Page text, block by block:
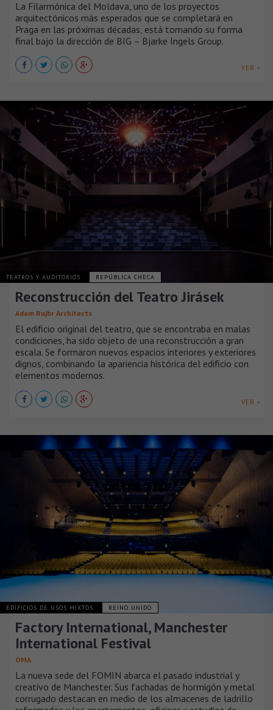
La Filarmónica del Moldava, uno de los proyectos
arquitectónicos más esperados que se completará en
Praga en las próximas décadas, está tomando su forma
final bajo la dirección de BIG – Bjarke Ingels Group.
VER +
TEATROS Y AUDITORIOS REPÚBLICA CHECA
Reconstrucción del Teatro Jirásek
Adam Rujbr Architects
El edificio original del teatro, que se encontraba en malas
condiciones, ha sido objeto de una reconstrucción a gran
escala. Se formaron nuevos espacios interiores y exteriores
dignos, combinando la apariencia histórica del edificio con
elementos modernos.
VER +
EDIFICIOS DE USOS MIXTOS REINO UNIDO
Factory International, Manchester
International Festival
OMA
La nueva sede del FOMIN abarca el pasado industrial y
creativo de Manchester. Sus fachadas de hormigón y metal
corrugado destacan en medio de los almacenes de ladrillo